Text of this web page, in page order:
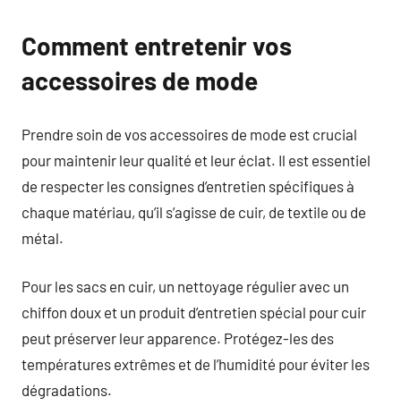
Comment entretenir vos
accessoires de mode
Prendre soin de vos accessoires de mode est crucial
pour maintenir leur qualité et leur éclat. Il est essentiel
de respecter les consignes d’entretien spécifiques à
chaque matériau, qu’il s’agisse de cuir, de textile ou de
métal.
Pour les sacs en cuir, un nettoyage régulier avec un
chiffon doux et un produit d’entretien spécial pour cuir
peut préserver leur apparence. Protégez-les des
températures extrêmes et de l’humidité pour éviter les
dégradations.